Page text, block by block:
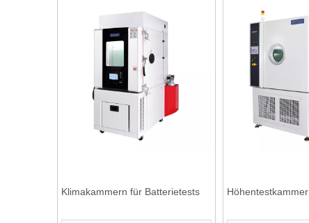
Klimakammern für Batterietests Höhentestkammer